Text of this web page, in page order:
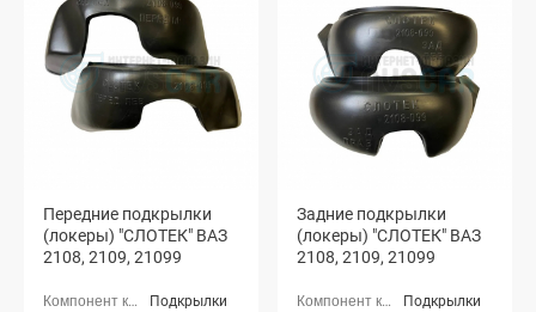
Передние подкрылки
(локеры) "СЛОТЕК" ВАЗ
2108, 2109, 21099
Подкрылки
Задние подкрылки
(локеры) "СЛОТЕК" ВАЗ
2108, 2109, 21099
Подкрылки